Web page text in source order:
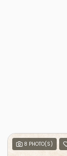
8 PHOTO(S)